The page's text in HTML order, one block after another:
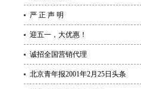
严 正 声 明
迎五一，大优惠！
诚招全国营销代理
北京青年报2001年2月25日头条